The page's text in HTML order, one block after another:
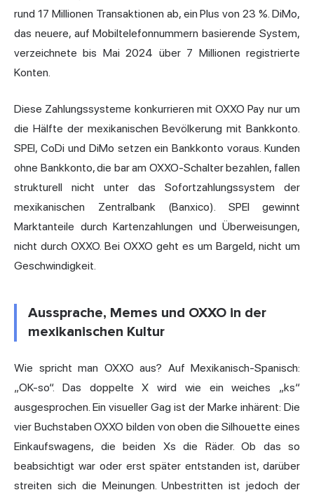
rund 17 Millionen Transaktionen ab, ein Plus von 23 %. DiMo,
das neuere, auf Mobiltelefonnummern basierende System,
verzeichnete bis Mai 2024 über 7 Millionen registrierte
Konten.
Diese Zahlungssysteme konkurrieren mit OXXO Pay nur um
die Hälfte der mexikanischen Bevölkerung mit Bankkonto.
SPEI, CoDi und DiMo setzen ein Bankkonto voraus. Kunden
ohne Bankkonto, die bar am OXXO-Schalter bezahlen, fallen
strukturell nicht unter das Sofortzahlungssystem der
mexikanischen Zentralbank (Banxico). SPEI gewinnt
Marktanteile durch Kartenzahlungen und Überweisungen,
nicht durch OXXO. Bei OXXO geht es um Bargeld, nicht um
Geschwindigkeit.
Aussprache, Memes und OXXO in der
mexikanischen Kultur
Wie spricht man OXXO aus? Auf Mexikanisch-Spanisch:
„OK-so“. Das doppelte X wird wie ein weiches „ks“
ausgesprochen. Ein visueller Gag ist der Marke inhärent: Die
vier Buchstaben OXXO bilden von oben die Silhouette eines
Einkaufswagens, die beiden Xs die Räder. Ob das so
beabsichtigt war oder erst später entstanden ist, darüber
streiten sich die Meinungen. Unbestritten ist jedoch der